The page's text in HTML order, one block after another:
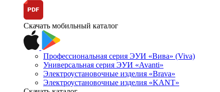
Скачать мобильный каталог
Профессиональная серия ЭУИ «Вива» (Viva)
Универсальная серия ЭУИ «Avanti»
Электроустановочные изделия «Brava»
Электроустановочные изделия «KANT»